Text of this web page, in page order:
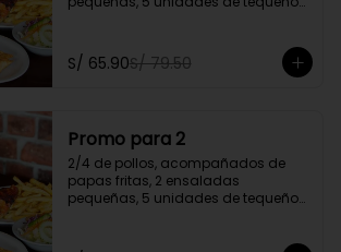
Promoción exclusiva para llevar o
delivery
S/ 65.90S/ 79.50
Promo para 2
2/4 de pollos, acompañados de
papas fritas, 2 ensaladas
pequeñas, 5 unidades de tequeños